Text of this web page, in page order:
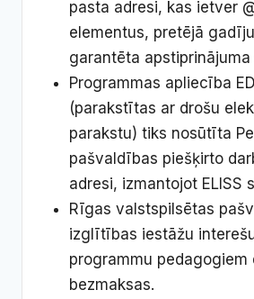
pasta adresi, kas ietver
elementus, pretējā
garantēta apstiprinājuma
Programmas apliecība
(parakstītas ar drošu
parakstu) tiks nosūtīta
pašvaldības piešķirto
adresi, izmantojot ELISS
Rīgas valstspilsētas
izglītības iestāžu
programmu pedagogiem
bezmaksas.